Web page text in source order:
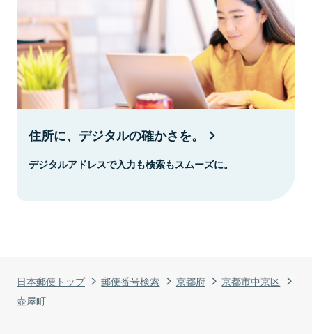
日本郵便トップ 郵便番号検索 京都府
京都市中京区
壺屋町
住所に、デジタルの確かさを。
デジタルアドレスで入力も検索もスムーズに。